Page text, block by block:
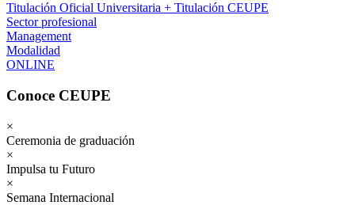
Titulación Oficial Universitaria + Titulación CEUPE
Sector profesional
Management
Modalidad
ONLINE
Conoce CEUPE
×
Ceremonia de graduación
×
Impulsa tu Futuro
×
Semana Internacional